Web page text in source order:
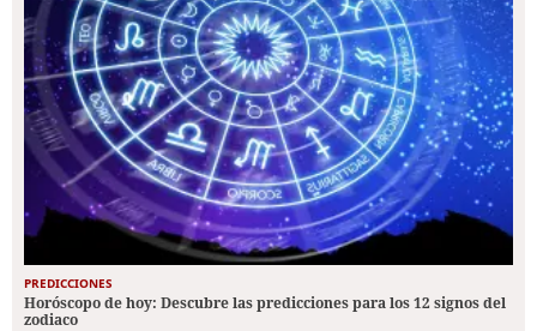
PREDICCIONES
Horóscopo de hoy: Descubre las predicciones para los 12 signos del
zodiaco